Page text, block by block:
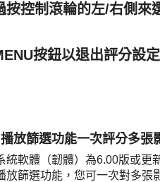
按控制滾輪的左/右側來
按鈕以退出評分設
放篩選功能一次評分多張
統軟體（韌體）為6.00版或更
放篩選功能，您可一次對多張